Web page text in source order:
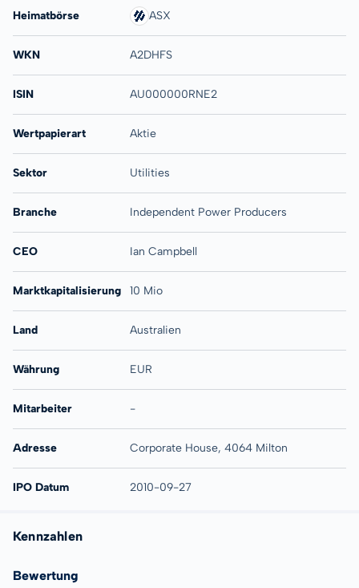
Heimatbörse ASX
WKN A2DHFS
ISIN AU000000RNE2
Wertpapierart Aktie
Sektor Utilities
Branche Independent Power Producers
CEO Ian Campbell
Marktkapitalisierung 10 Mio
Land Australien
Währung EUR
Mitarbeiter -
Adresse Corporate House, 4064 Milton
IPO Datum 2010-09-27
Kennzahlen
Bewertung